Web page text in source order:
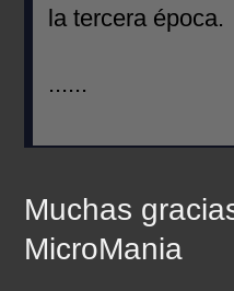
la tercera época.
......
Muchas
MicroMania